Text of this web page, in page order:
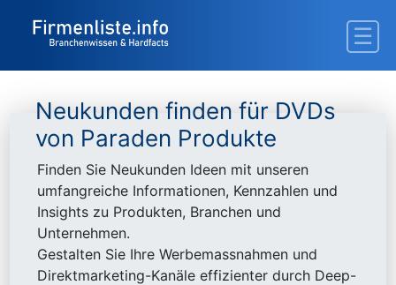
Neukunden finden für DVDs
von Paraden Produkte
Finden Sie Neukunden Ideen mit unseren
umfangreiche Informationen, Kennzahlen und
Insights zu Produkten, Branchen und
Unternehmen.
Gestalten Sie Ihre Werbemassnahmen und
Direktmarketing-Kanäle effizienter durch Deep-